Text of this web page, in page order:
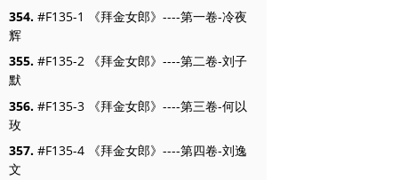
354. #F135-1 《拜金女郎》----第一卷-冷夜
辉
355. #F135-2 《拜金女郎》----第二卷-刘子
默
356. #F135-3 《拜金女郎》----第三卷-何以
玫
357. #F135-4 《拜金女郎》----第四卷-刘逸
文